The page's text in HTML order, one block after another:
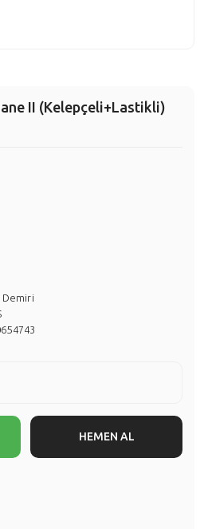
II (Kelepçeli+Lastikli)
Demiri
HEMEN AL